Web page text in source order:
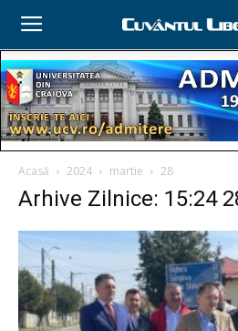
Acasă 2024 martie 28
Arhive Zilnice: 15:24